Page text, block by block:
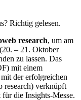
Richtig gelesen.
research, um am
– 21. Oktober
zu lassen. Das
mit einem
der erfolgreichen
research) verknüpft
die Insights-Messe.